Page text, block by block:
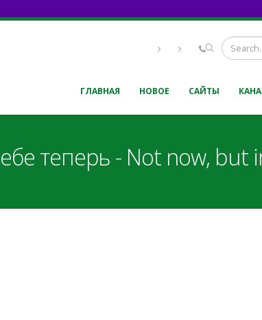
ГЛАВНАЯ НОВОЕ САЙТЫ
теперь - Not now, but